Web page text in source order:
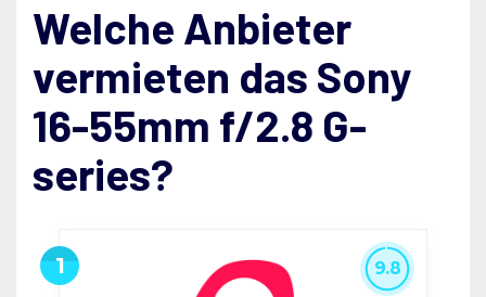
Welche Anbieter
vermieten das Sony
16-55mm f/2.8 G-
series?
9.8